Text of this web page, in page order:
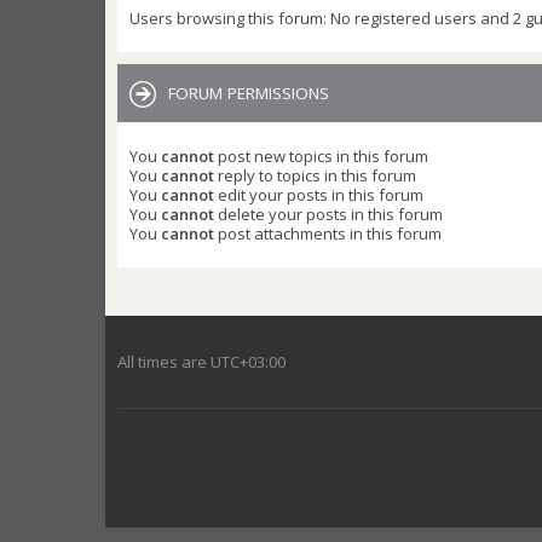
Users browsing this forum: No registered users and 2
FORUM PERMISSIONS
You cannotpost new topics in this forum
You cannotreply to topics in this forum
You cannot edit your posts in this forum
You cannot delete your posts in this forum
You cannotpost attachments in this forum
All times are UTC+03:00